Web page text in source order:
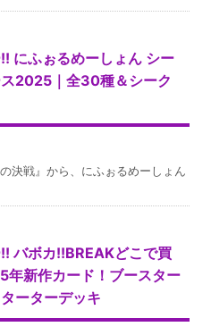
にふぉるめーしょん シー
2025｜全30種＆シーク
決戦』から、にふぉるめーしょん
バボカ!!BREAKどこで買
年新作カード！ブースター
ーターデッキ